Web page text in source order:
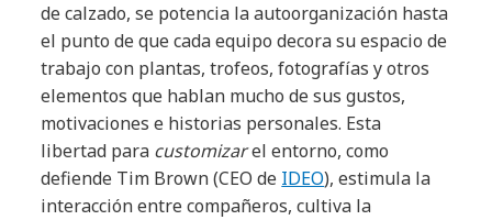
de calzado, se potencia la autoorganización hasta
el punto de que cada equipo decora su espacio de
trabajo con plantas, trofeos, fotografías y otros
elementos que hablan mucho de sus gustos,
motivaciones e historias personales. Esta
libertad para customizarel entorno, como
defiende Tim Brown (CEO de IDEO), estimula la
interacción entre compañeros, cultiva la